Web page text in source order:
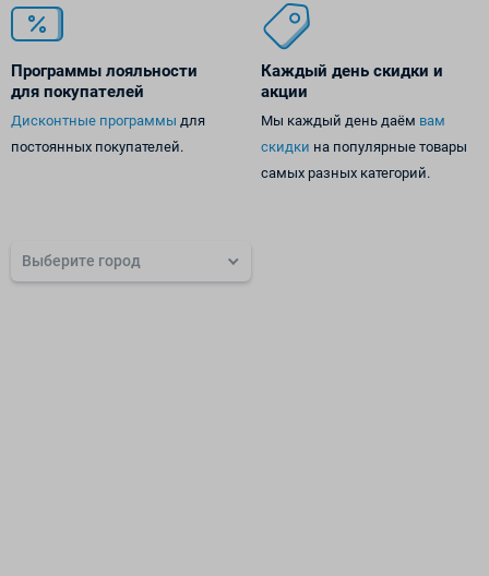
Программы лояльности
для покупателей
Дисконтные программы для
постоянных покупателей.
Каждый день скидки и
акции
Мы каждый день даём вам
скидки на популярные товары
самых разных категорий.
Выберите город